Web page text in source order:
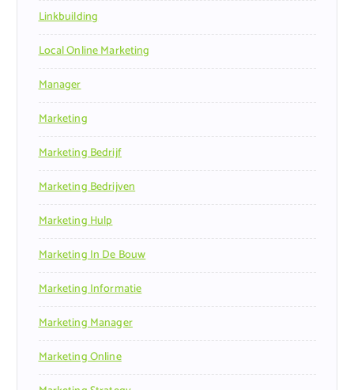
Linkbuilding
Local Online Marketing
Manager
Marketing
Marketing Bedrijf
Marketing Bedrijven
Marketing Hulp
Marketing In De Bouw
Marketing Informatie
Marketing Manager
Marketing Online